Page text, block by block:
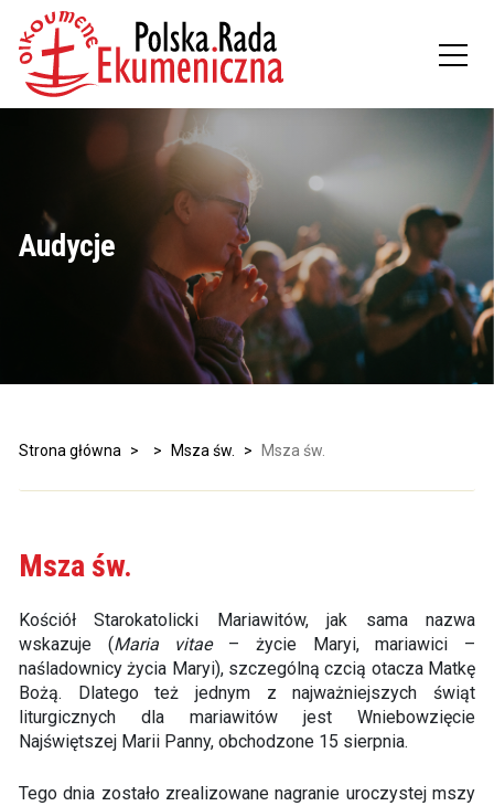
Audycje
Strona główna > > Msza św. > Msza św.
Msza św.
Kościół Starokatolicki Mariawitów, jak sama nazwa
wskazuje (Maria vitae– życie Maryi, mariawici –
naśladownicy życia Maryi), szczególną czcią otacza Matkę
Bożą. Dlatego też jednym z najważniejszych świąt
liturgicznych dla mariawitów jest Wniebowzięcie
Najświętszej Marii Panny, obchodzone 15 sierpnia.
Tego dnia zostało zrealizowane nagranie uroczystej mszy